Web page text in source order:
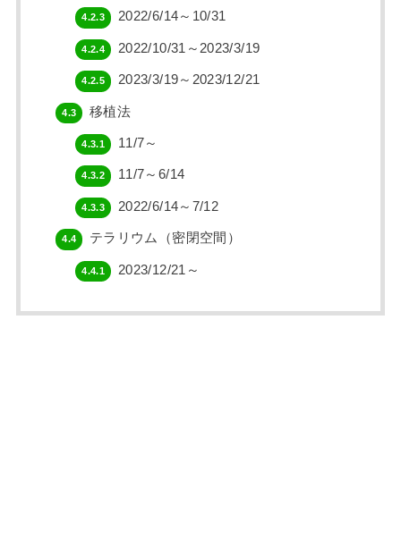
4.2.3 2022/6/14～10/31
4.2.4 2022/10/31～2023/3/19
4.2.5 2023/3/19～2023/12/21
4.3 移植法
4.3.1 11/7～
4.3.2 11/7～6/14
4.3.3 2022/6/14～7/12
4.4 テラリウム（密閉空間）
4.4.1 2023/12/21～